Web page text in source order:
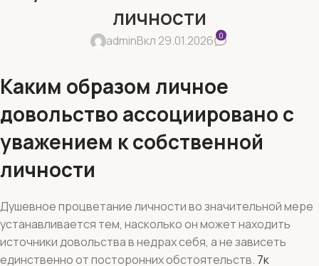
личности
adminВкл 29.01.2026 0
Каким образом личное
довольство ассоциировано с
уважением к собственной
личности
Душевное процветание личности во значительной мере
устанавливается тем, насколько он может находить
источники довольства в недрах себя, а не зависеть
единственно от посторонних обстоятельств. 7к